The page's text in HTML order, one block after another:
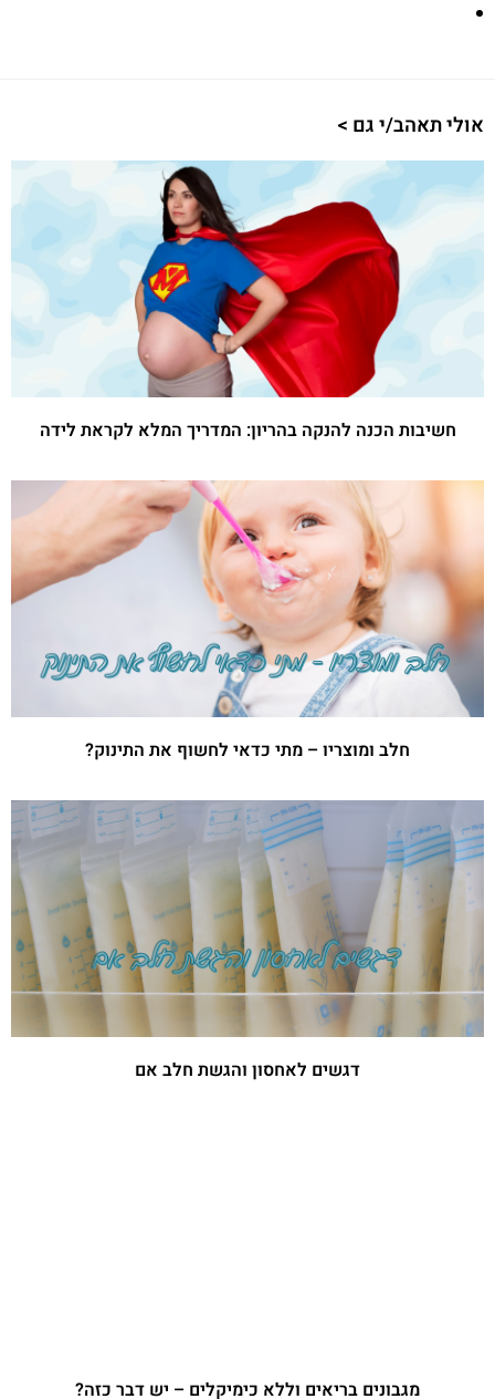
אולי תאהב/י גם >
חשיבות הכנה להנקה בהריון: המדריך המלא לקראת לידה
חלב ומוצריו – מתי כדאי לחשוף את התינוק?
דגשים לאחסון והגשת חלב אם
מגבונים בריאים וללא כימיקלים – יש דבר כזה?